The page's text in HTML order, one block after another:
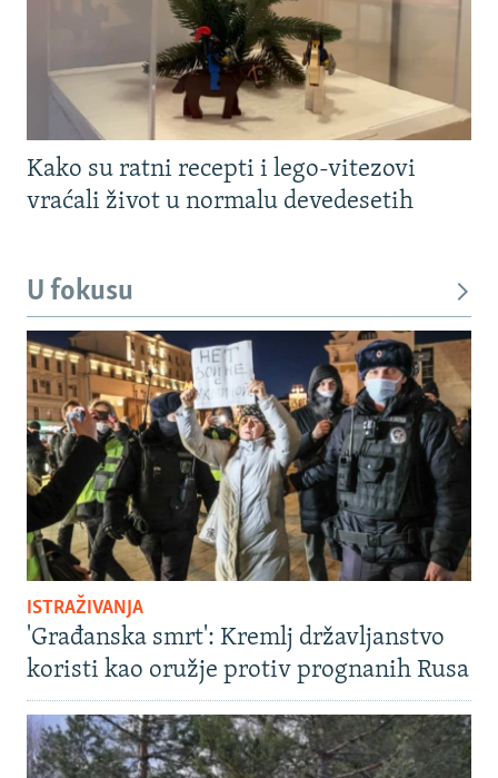
Kako su ratni recepti i lego-vitezovi
vraćali život u normalu devedesetih
U fokusu
ISTRAŽIVANJA
'Građanska smrt': Kremlj državljanstvo
koristi kao oružje protiv prognanih Rusa